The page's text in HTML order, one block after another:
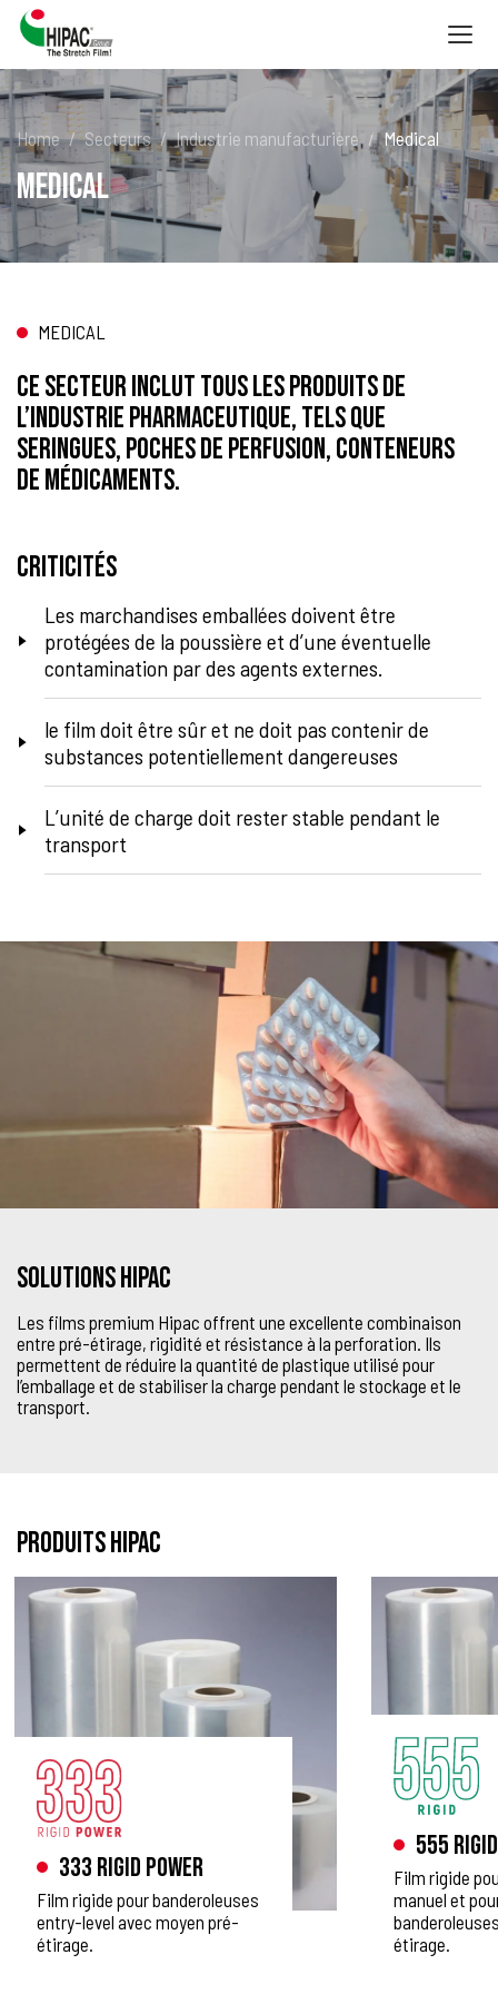
Home Secteurs Industrie manufacturière Medical
Medical
MEDICAL
Ce secteur inclut tous les produits de
l’industrie pharmaceutique, tels que
seringues, poches de perfusion, conteneurs
de médicaments.
Criticités
Les marchandises emballées doivent être
protégées de la poussière et d’une éventuelle
contamination par des agents externes.
le film doit être sûr et ne doit pas contenir de
substances potentiellement dangereuses
L’unité de charge doit rester stable pendant le
transport
Solutions HIPAC
Les films premium Hipac offrent une excellente combinaison
entre pré-étirage, rigidité et résistance à la perforation. Ils
permettent de réduire la quantité de plastique utilisé pour
l’emballage et de stabiliser la charge pendant le stockage et le
transport.
PRODUITS HIPAC
333 Rigid Power
Film rigide pour banderoleuses
entry-level avec moyen pré-
étirage.
555 Rigid
Film rigide
manuel et
étirage.